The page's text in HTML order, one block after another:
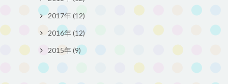
2017年 (12)
2016年 (12)
2015年 (9)